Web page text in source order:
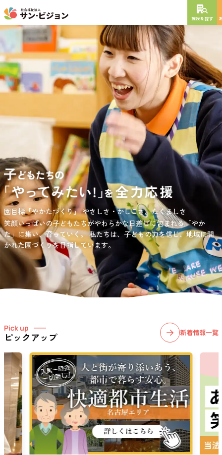
施設を探す
負担の少ない介護、ふれあいを大切にする介護、笑顔が溢れている
介護を目指して。
愛知・岐阜・長野の3県下で38施設・151事業所の介護関連事業所を運
営する社会福祉法人サン・ビジョンでは、今後ますます高まる介護
ニーズに幅広く対応していきます。
園目標「やかたづくり」やさしさ・かしこさ。たくましさ
笑顔いっぱいの子どもたちがやわらかな日差しに包まれる「やか
た」に集い、育っていく。私たちは、子どもの力を信じ、地域に開
かれた園づくりを目指しています。
サンサン・スクール東山公園では、小学生の児童が放課後安心して
過ごせる環境を提供するとともに、宿題・クラブ活動(英語・習字・
選択)などの学習面にも力を入れて行っている学童保育所です。
NEW OPEN
年
特別養護老人ホーム
短期入所生活介護
通所介護
居宅介護支援
グレイスフル砧公園
東京都世田谷区大蔵 3丁目4番12号
お問い合わせ先
03-6411-5781
担当：宮澤
Pick up
ピックアップ 新着情報一覧